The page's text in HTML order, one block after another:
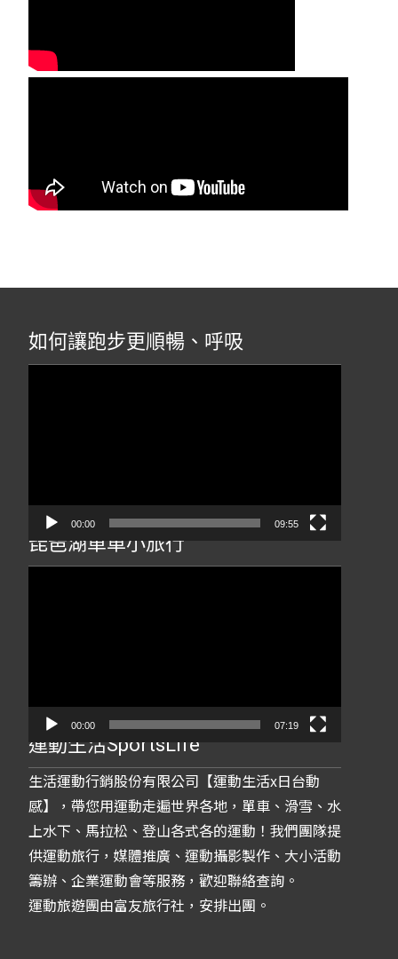
如何讓跑步更順暢、呼吸
00:00 09:55
琵琶湖單車小旅行
00:00 07:19
運動生活SportsLife
生活運動行銷股份有限公司【運動生活x日台動
感】，帶您用運動走遍世界各地，單車、滑雪、水
上水下、馬拉松、登山各式各的運動！我們團隊提
供運動旅行，媒體推廣、運動攝影製作、大小活動
籌辦、企業運動會等服務，歡迎聯絡查詢。
運動旅遊團由富友旅行社，安排出團。